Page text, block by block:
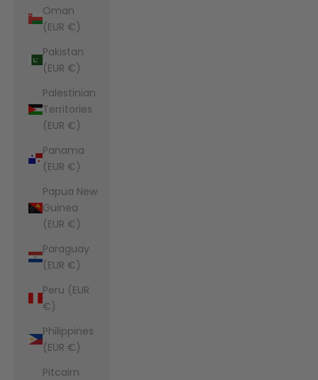
Oman
(EUR €)
Pakistan
(EUR €)
Palestinian
Territories
(EUR €)
Panama
(EUR €)
Papua New
Guinea
(EUR €)
Paraguay
(EUR €)
Peru (EUR
€)
Philippines
(EUR €)
Pitcairn